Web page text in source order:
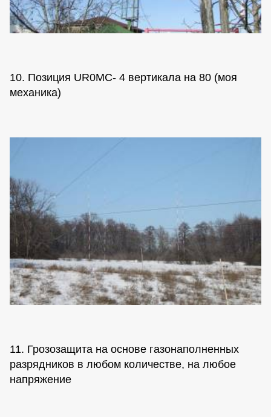
10. Позиция UR0MC- 4 вертикала на 80 (моя
механика)
11. Грозозащита на основе газонаполненных
разрядников в любом количестве, на любое
напряжение